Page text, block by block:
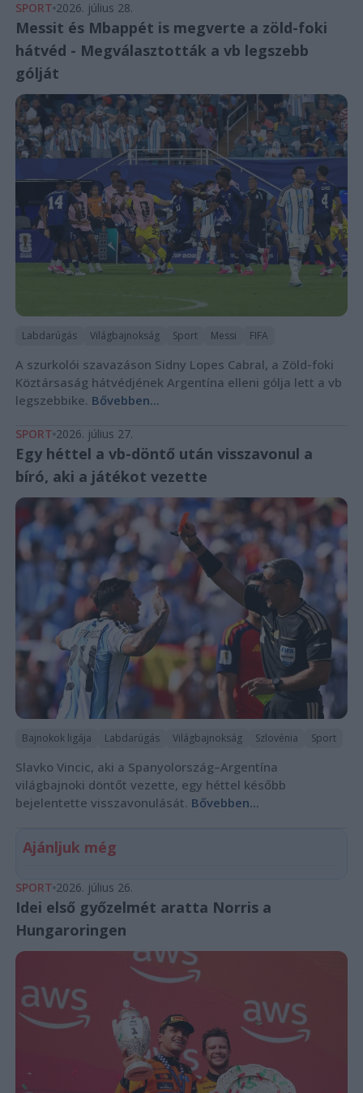
SPORT 2026. július 28.
Messit és Mbappét is megverte a zöld-foki
hátvéd - Megválasztották a vb legszebb
gólját
Labdarúgás Világbajnokság Sport Messi FIFA
A szurkolói szavazáson Sidny Lopes Cabral, a Zöld-foki
Köztársaság hátvédjének Argentína elleni gólja lett a vb
legszebbike. Bővebben...
SPORT 2026. július 27.
Egy héttel a vb-döntő után visszavonul a
bíró, aki a játékot vezette
Bajnokok ligája Labdarúgás Világbajnokság Szlovénia Sport
Slavko Vincic, aki a Spanyolország–Argentína
világbajnoki döntőt vezette, egy héttel később
bejelentette visszavonulását. Bővebben...
Ajánljuk még
SPORT 2026. július 26.
Idei első győzelmét aratta Norris a
Hungaroringen